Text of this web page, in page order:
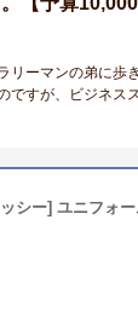
リーマンの弟に歩
ですが、ビジネス
シー] ユニフォ